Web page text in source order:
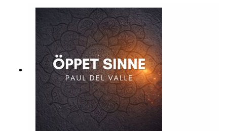
https://www.patreon.com/oppetsinne Instagram
https://www.instagram.com/pauldelvalle/?hl=sv